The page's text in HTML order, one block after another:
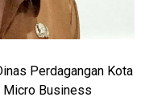
Perdagangan Kota
Micro Business